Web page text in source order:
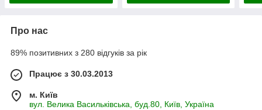
Про нас
89% позитивних з 280 відгуків за рік
Працює з 30.03.2013
м. Київ
вул. Велика Васильківська, буд.80, Київ, Україна